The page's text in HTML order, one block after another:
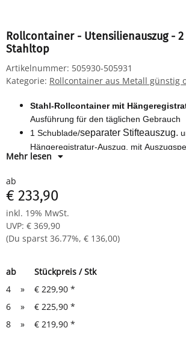
Rollcontainer - Utensilienauszug -
Stahltop
Artikelnummer: 505930-505931
Kategorie: Rollcontainer aus Metall günstig
Stahl-Rollcontainer mit
Ausführung für den täglichen Gebrauch
1 Schublade/separater Stifteauszug.
Hängeregistratur-Auszug, mit
Schubladentiefe 530 mm, verschließbar
Durchgehende Frontgriffleiste
Pulverbeschichtung: Gehäuse und
verschiedenen Farben
4 Doppelrollen
Maße: 620 x 400 x 990 mm (HxBxT)
Mehr lesen
ab
€ 233,90
inkl. 19% MwSt.
UVP: € 369,90
(Du sparst 36.77%, € 136,00)
ab
Stückpreis / Stk
4
» € 229,90 *
6
» € 225,90 *
8
» € 219,90 *